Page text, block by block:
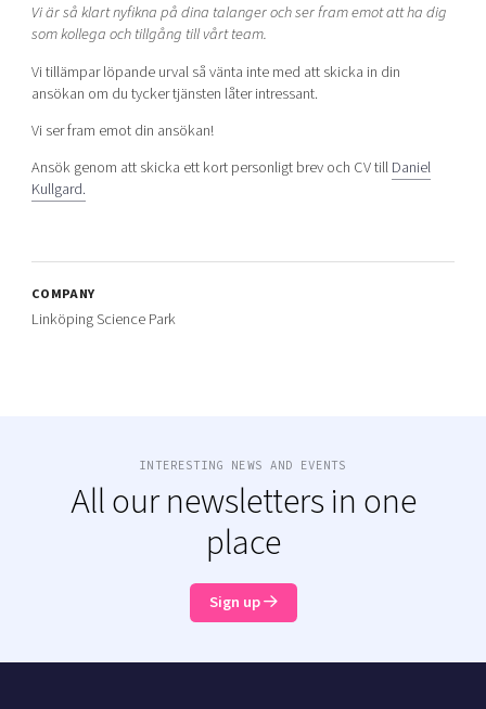
Vi är så klart nyfikna på dina talanger och ser fram emot att ha dig
som kollega och tillgång till vårt team.
Vi tillämpar löpande urval så vänta inte med att skicka in din
ansökan om du tycker tjänsten låter intressant.
Vi ser fram emot din ansökan!
Ansök genom att skicka ett kort personligt brev och CV tillDaniel
Kullgard.
COMPANY
Linköping Science Park
INTERESTING NEWS AND EVENTS
All our newsletters in one
place
Sign up